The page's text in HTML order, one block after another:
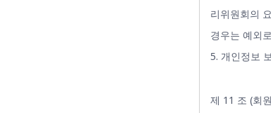
리위원회의
경우는 예외
5. 개인정보
제 11 조 (회